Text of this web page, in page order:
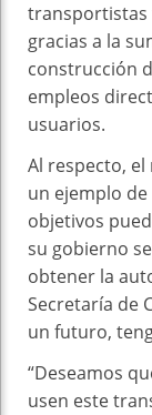
transportistas
gracias a la
construcción
empleos
usuarios.
Al respecto,
un ejemplo
objetivos
su gobierno
obtener la
Secretaría de
un futuro,
“Deseamos
usen este